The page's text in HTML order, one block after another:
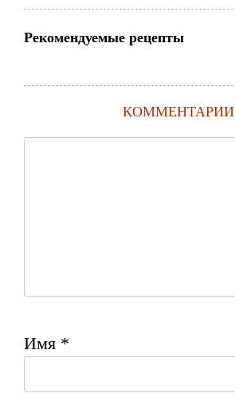
Рекомендуемые рецепты
КОММЕНТАРИИ
Имя *